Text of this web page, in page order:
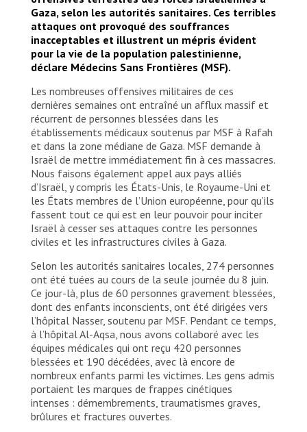
Gaza, selon les autorités sanitaires. Ces terribles
attaques ont provoqué des souffrances
inacceptables et illustrent un mépris évident
pour la vie de la population palestinienne,
déclare Médecins Sans Frontières (MSF).
Les nombreuses offensives militaires de ces
dernières semaines ont entraîné un afflux massif et
récurrent de personnes blessées dans les
établissements médicaux soutenus par MSF à Rafah
et dans la zone médiane de Gaza. MSF demande à
Israël de mettre immédiatement fin à ces massacres.
Nous faisons également appel aux pays alliés
d’Israël, y compris les États-Unis, le Royaume-Uni et
les États membres de l’Union européenne, pour qu’ils
fassent tout ce qui est en leur pouvoir pour inciter
Israël à cesser ses attaques contre les personnes
civiles et les infrastructures civiles à Gaza.
Selon les autorités sanitaires locales, 274 personnes
ont été tuées au cours de la seule journée du 8 juin.
Ce jour-là, plus de 60 personnes gravement blessées,
dont des enfants inconscients, ont été dirigées vers
l’hôpital Nasser, soutenu par MSF. Pendant ce temps,
à l’hôpital Al-Aqsa, nous avons collaboré avec les
équipes médicales qui ont reçu 420 personnes
blessées et 190 décédées, avec là encore de
nombreux enfants parmi les victimes. Les gens admis
portaient les marques de frappes cinétiques
intenses : démembrements, traumatismes graves,
brûlures et fractures ouvertes.